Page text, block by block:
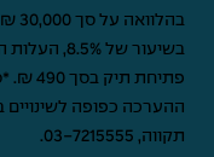
תקווה, 03-7215555
.